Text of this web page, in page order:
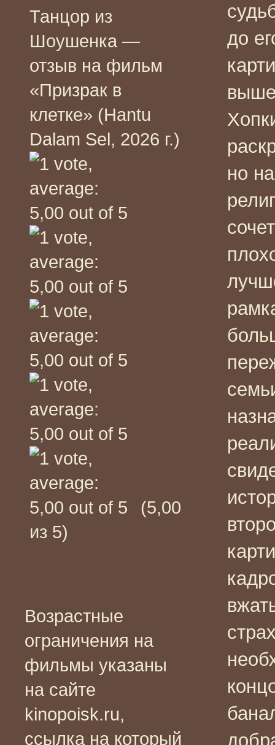
Танцор из
Шоушенка —
отзыв на фильм
«Призрак в
клетке» (Hantu
Dalam Sel, 2026 г.)
(5,00
из 5)
Возрастные
ограничения на
фильмы указаны
на сайте
kinopoisk.ru,
ссылка на который
до
но